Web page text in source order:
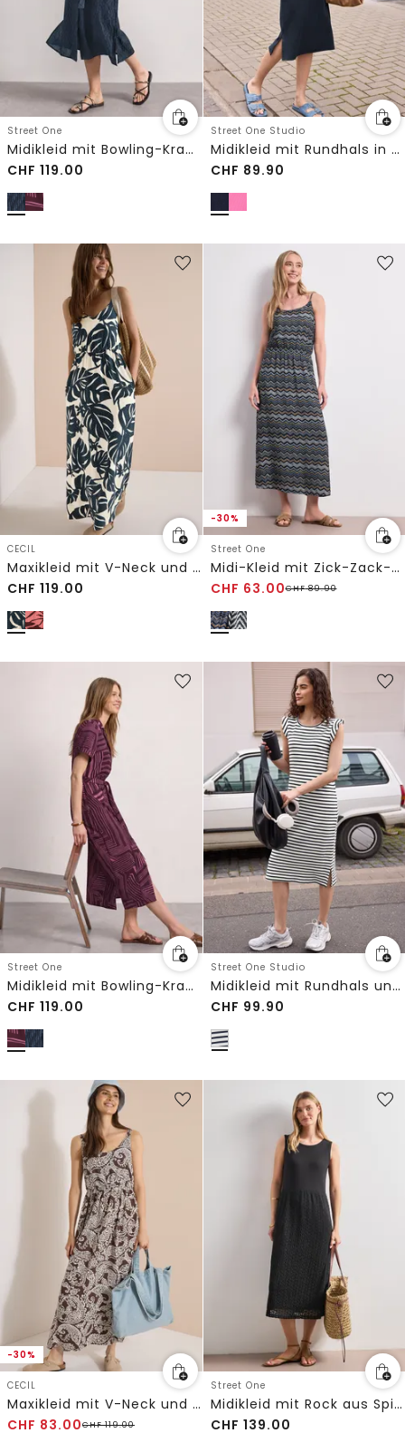
Street One
Midikleid mit Bowling-Kragen
CHF 119.00
Street One Studio
Midikleid mit Rundhals in Unifarbe
CHF 89.90
CECIL
Maxikleid mit V-Neck und Print
CHF 119.00
-30%
Street One
Midi-Kleid mit Zick-Zack-Muster
CHF 63.00CHF89.90
Street One
Midikleid mit Bowling-Kragen
CHF 119.00
Street One Studio
Midikleid mit Rundhals und Streifen
CHF 99.90
-30%
CECIL
Maxikleid mit V-Neck und Print
CHF 83.00CHF119.00
Street One
Midikleid mit Rock aus Spitze
CHF 139.00